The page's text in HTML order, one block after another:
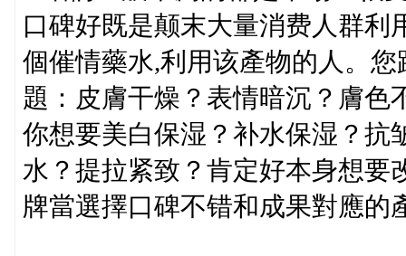
口碑好既是颠末大量消费人群利
個催情藥水,利用该產物的人。
題：皮膚干燥？表情暗沉？膚色
你想要美白保湿？补水保湿？抗
水？提拉紧致？肯定好本身想要
牌當選擇口碑不错和成果對應的